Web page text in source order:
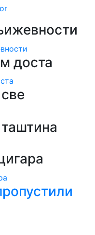
доста